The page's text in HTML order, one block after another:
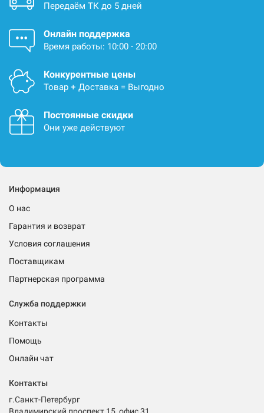
Передаём ТК до 5 дней
Онлайн поддержка
Время работы: 10:00 - 20:00
Конкурентные цены
Товар + Доставка = Выгодно
Постоянные скидки
Они уже действуют
Информация
О нас
Гарантия и возврат
Условия соглашения
Поставщикам
Партнерская программа
Служба поддержки
Контакты
Помощь
Онлайн чат
Контакты
г.Санкт-Петербург